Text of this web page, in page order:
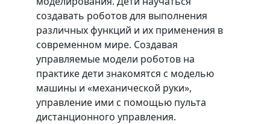
создавать роботов для выполнения
различных функций и их применения в
современном мире. Создавая
управляемые модели роботов на
практике дети знакомятся с моделью
машины и «механической руки»,
управление ими с помощью пульта
дистанционного управления.